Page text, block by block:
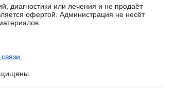
диагностики или лечения и не продаёт
офертой. Администрация не несёт